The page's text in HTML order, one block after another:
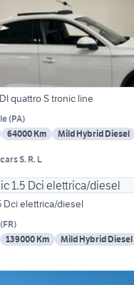
quattro S tronic line
(PA)
64000 Km Mild Hybrid Diesel
S. R. L
Dci elettrica/diesel
(FR)
139000 Km Mild Hybrid Diesel